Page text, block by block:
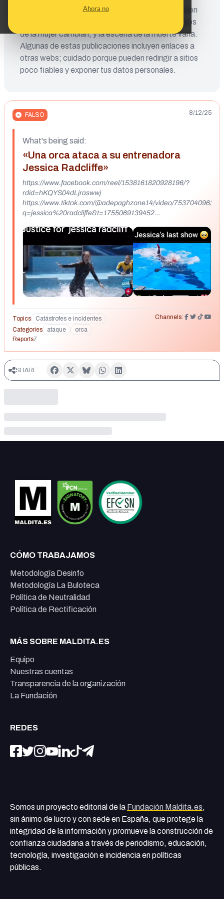
Ahora no
FALSO 8/12/25
What's being said:
«Una orca ataca a su entrenadora
Jessica Radcliffe»
https://www.facebook.com/reel/1538161820928196/?
rdid=hKQYS04dLjraswwj
https://www.tiktok.com/@adepaghzone14/video/
q=jessica%20radcliffe&t=1755069139452
https://www.youtube.com/shorts/UBIV3V-57U4
Topics Catástrofes e incidentes
Channels:
Categories
ataque
orca
Reports7
[http://bit.ly/412WFpg]. Además, los vídeos tienen
discrepancias entre sí: el color del pelo y los rasgos
de la mujer cambian, y la escena de la muerte varía.
Algunas de estas publicaciones incluyen enlaces a
otras webs; cuidado porque pueden redirigir a sitios
poco fiables y exponer tus datos personales.
SHARE:
CÓMO TRABAJAMOS
Metodología Desinfo
Metodología La Buloteca
Política de Neutralidad
Política de Rectificación
MÁS SOBRE MALDITA.ES
Equipo
Nuestras cuentas
Transparencia de la organización
La Fundación
REDES
Somos un proyecto editorial de la Fundación Maldita.es,
sin ánimo de lucro y con sede en España, que protege la
integridad de la información y promueve la construcción de
confianza ciudadana a través de periodismo, educación,
tecnología, investigación e incidencia en políticas
públicas.